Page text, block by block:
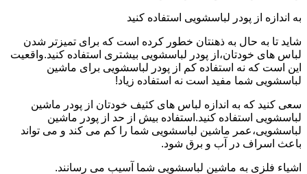
به اندازه از پودر لباسشویی استفاده کنید
شاید تا به حال به ذهنتان خطور کرده است که برای تمیزتر شدن
لباس های خودتان،از پودر لباسشویی بیشتری استفاده کنید.واقعیت
این است که نه استفاده کم از پودر لباسشویی برای ماشین
لباسشویی شما مفید است نه استفاده زیاد!
سعی کنید که به اندازه لباس های کثیف خودتان از پودر ماشین
لباسشویی استفاده کنید.استفاده بیش از حد از پودر ماشین
لباسشویی،عمر ماشین لباسشویی شما را کم می کند و می تواند
باعث اسراف در آب و برق شود.
اشیاء فلزی به ماشین لباسشویی شما آسیب می رسانند.